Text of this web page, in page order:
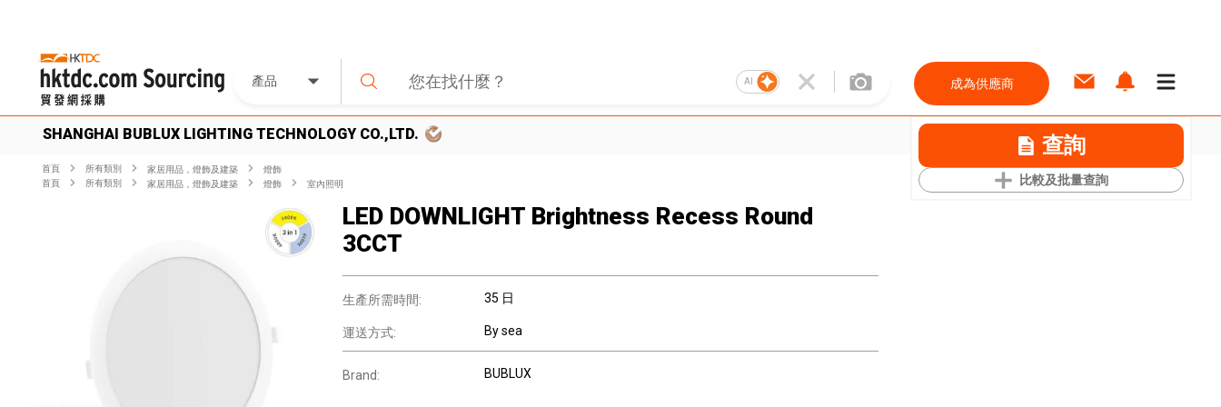
產品 AI 成為供應商
SHANGHAI BUBLUX LIGHTING TECHNOLOGY CO.,LTD. 查詢
比較及批量查詢
首頁 所有類別 家居用品，燈飾及建築
燈飾
首頁
所有類別 家居用品，燈飾及建築 燈飾 室內照明
LED DOWNLIGHT Brightness Recess Round
3CCT
生產所需時間: 35 日
運送方式: By sea
Brand: BUBLUX